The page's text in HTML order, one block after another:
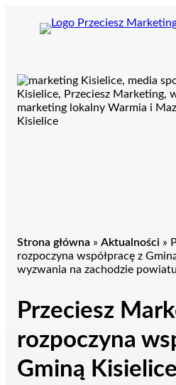
Strona główna » Aktualności »
rozpoczyna współpracę z
wyzwania na zachodzie
Przeciesz
rozpoczyna
Gminą